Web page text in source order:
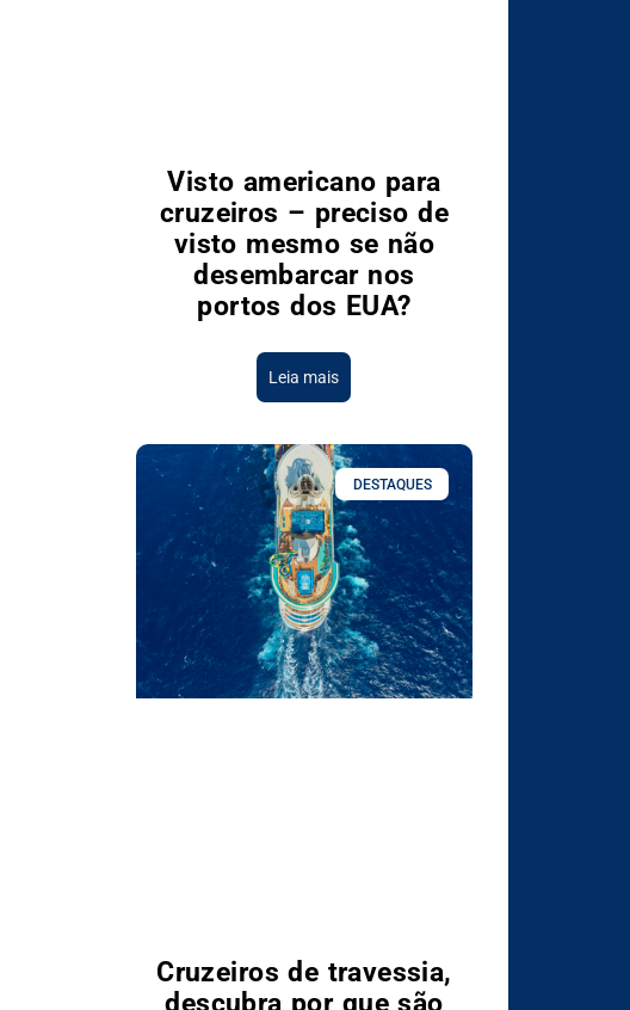
Visto americano para
cruzeiros – preciso de
visto mesmo se não
desembarcar nos
portos dos EUA?
Leia mais
DESTAQUES
Cruzeiros de travessia,
descubra por que são